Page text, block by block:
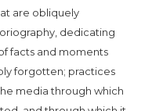
are obliquely
dedicating
facts and moments
forgotten; practices
media through which